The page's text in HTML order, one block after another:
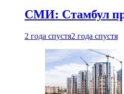
СМИ: Стамбул
2 года спустя2 года спустя